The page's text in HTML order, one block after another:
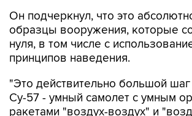
Он подчеркнул, что это
образцы вооружения, которые
нуля, в том числе с
принципов наведения.
"Это действительно большой
Су-57 - умный самолет с умным
ракетами "воздух-воздух" и